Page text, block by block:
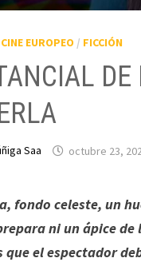
CINE EUROPEO / FICCIÓN
Saa octubre 23,
fondo celeste, un
ni un ápice
que el espectador